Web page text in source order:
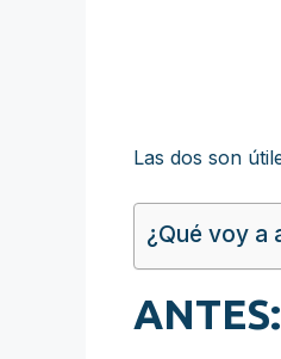
Las dos son
¿Qué voy a